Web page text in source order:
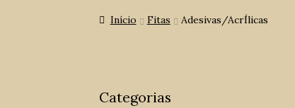
Início Fitas Adesivas/AcrÍlicas
Categorias